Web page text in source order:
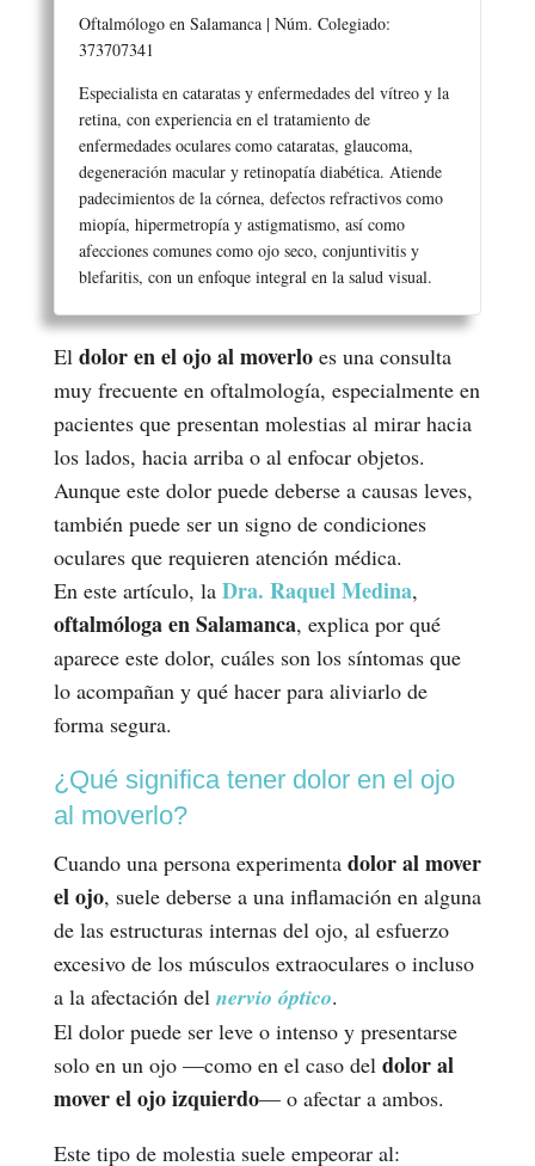
Oftalmólogo en Salamanca | Núm. Colegiado:
373707341
Especialista en cataratas y enfermedades del vítreo y la
retina, con experiencia en el tratamiento de
enfermedades oculares como cataratas, glaucoma,
degeneración macular y retinopatía diabética. Atiende
padecimientos de la córnea, defectos refractivos como
miopía, hipermetropía y astigmatismo, así como
afecciones comunes como ojo seco, conjuntivitis y
blefaritis, con un enfoque integral en la salud visual.
El dolor en el ojo al moverloes una consulta
muy frecuente en oftalmología, especialmente en
pacientes que presentan molestias al mirar hacia
los lados, hacia arriba o al enfocar objetos.
Aunque este dolor puede deberse a causas leves,
también puede ser un signo de condiciones
oculares que requieren atención médica.
En este artículo, la Dra. Raquel Medina,
oftalmóloga en Salamanca, explica por qué
aparece este dolor, cuáles son los síntomas que
lo acompañan y qué hacer para aliviarlo de
forma segura.
¿Qué significa tener dolor en el ojo
al moverlo?
Cuando una persona experimenta dolor al mover
el ojo, suele deberse a una inflamación en alguna
de las estructuras internas del ojo, al esfuerzo
excesivo de los músculos extraoculares o incluso
a la afectación del nervio óptico.
El dolor puede ser leve o intenso y presentarse
solo en un ojo —como en el caso del dolor al
mover el ojo izquierdo— o afectar a ambos.
Este tipo de molestia suele empeorar al: